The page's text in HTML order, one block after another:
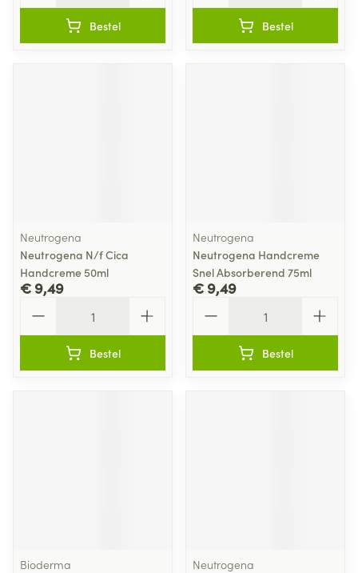
Bestel Bestel
Neutrogena
Neutrogena N/f Cica
Handcreme 50ml
€ 9,49
Bestel
Neutrogena
Neutrogena Handcreme
Snel Absorberend 75ml
€ 9,49
Bestel
Bioderma
Neutrogena